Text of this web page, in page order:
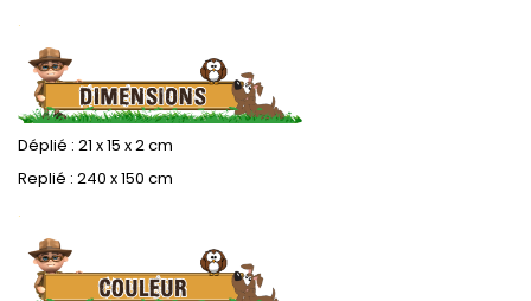
.
Déplié : 21 x 15 x 2 cm
Replié : 240 x 150 cm
.